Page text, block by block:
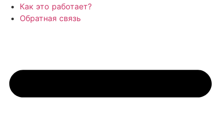
Как это работает?
Обратная связь